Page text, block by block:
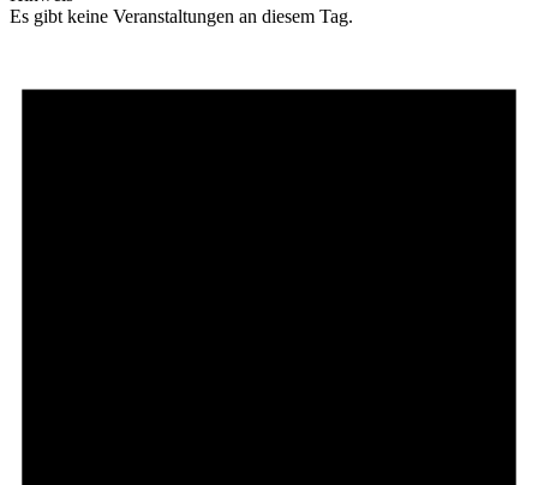
Es gibt keine Veranstaltungen an diesem Tag.